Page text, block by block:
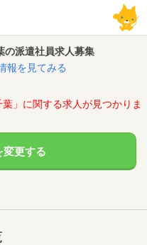
派遣社員求人募集
報を見てみる
」に関する求人が見つかりま
変更する